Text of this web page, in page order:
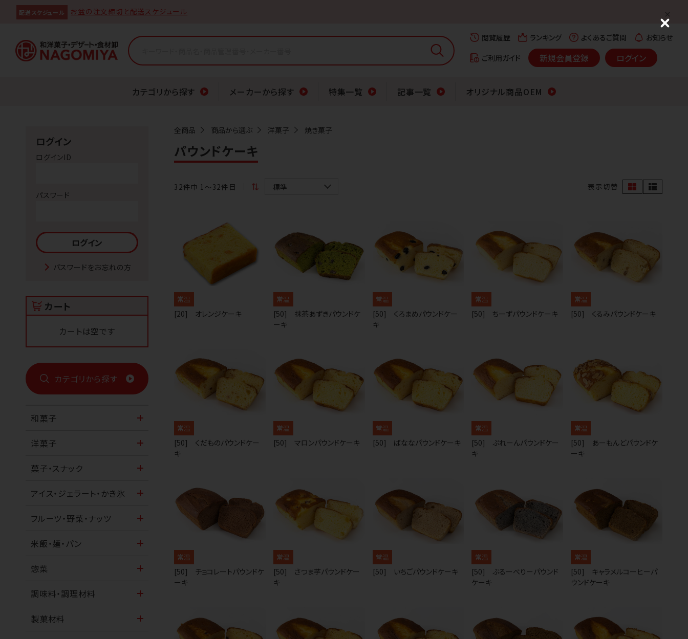
配送スケジュール お盆の注文締切と配送スケジュール
閲覧履歴 ランキング よくあるご質問
お知らせ
ご利用ガイド
新規会員登録 ログイン
カテゴリから探す メーカーから探す 特集一覧 記事一覧 オリジナル商品OEM
全商品 商品から選ぶ 洋菓子 焼き菓子
パウンドケーキ
32件中 1〜32件目 表示切替
常温
[20] オレンジケーキ
常温
[50] 抹茶あずきパウンドケ
ーキ
常温
[50] くろまめパウンドケー
キ
常温
[50] ちーずパウンドケーキ
常温
[50] くるみパウンドケーキ
常温
[50] くだものパウンドケー
キ
常温
[50] マロンパウンドケーキ
常温
[50] ばななパウンドケーキ
常温
[50] ぷれーんパウンドケー
キ
常温
[50] あーもんどパウンドケ
ーキ
常温
[50] チョコレートパウンドケ
ーキ
常温
[50] さつま芋パウンドケー
キ
常温
[50] いちごパウンドケーキ
常温
[50] ぶるーべりーパウンド
ケーキ
常温
[50] キャラメルコーヒーパ
ウンドケーキ
ログイン
ログインID
パスワード
パスワードをお忘れの方
カート
カートは空です
カテゴリから探す
和菓子
洋菓子
菓子・スナック
アイス・ジェラート・かき氷
フルーツ・野菜・ナッツ
米飯・麺・パン
惣菜
調味料・調理材料
製菓材料
C
l